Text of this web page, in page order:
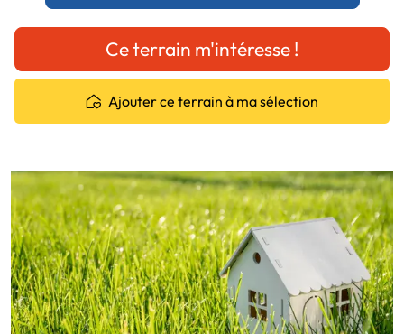
Ce terrain m'intéresse !
Ajouter ce terrain à ma sélection